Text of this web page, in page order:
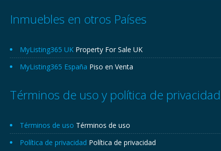
Inmuebles en otros Países
MyListing365 UK Property For Sale UK
MyListing365 España Piso en Venta
Términos de uso y política de privacidad
Términos de uso Términos de uso
Política de privacidad Política de privacidad